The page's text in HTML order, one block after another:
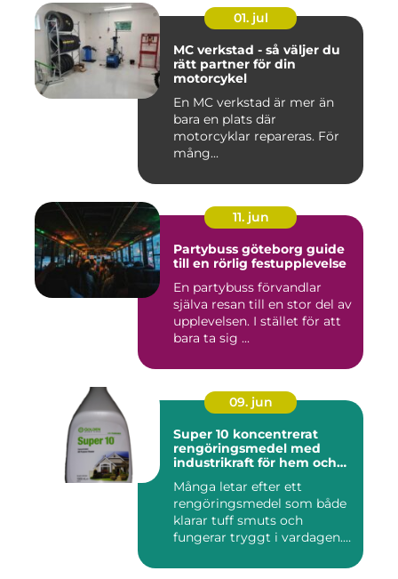
01. jul
MC verkstad - så väljer du
rätt partner för din
motorcykel
En MC verkstad är mer än
bara en plats där
motorcyklar repareras. För
mång...
11. jun
Partybuss göteborg guide
till en rörlig festupplevelse
En partybuss förvandlar
själva resan till en stor del av
upplevelsen. I stället för att
bara ta sig ...
09. jun
Super 10 koncentrerat
rengöringsmedel med
industrikraft för hem och
Många letar efter ett
rengöringsmedel som både
klarar tuff smuts och
fungerar tryggt i vardagen.